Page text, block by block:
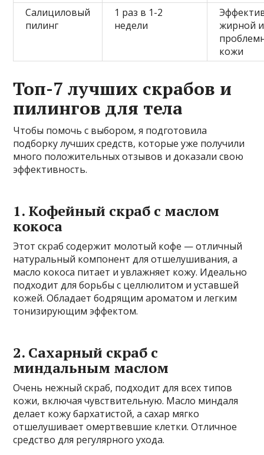
Салициловый
пилинг
1 раз в 1-2
недели
жирной и
кожи
Топ-7 лучших скрабов и
пилингов для тела
Чтобы помочь с выбором, я подготовила
подборку лучших средств, которые уже получили
много положительных отзывов и доказали свою
эффективность.
1. Кофейный скраб с маслом
кокоса
Этот скраб содержит молотый кофе — отличный
натуральный компонент для отшелушивания, а
масло кокоса питает и увлажняет кожу. Идеально
подходит для борьбы с целлюлитом и уставшей
кожей. Обладает бодрящим ароматом и легким
тонизирующим эффектом.
2. Сахарный скраб с
миндальным маслом
Очень нежный скраб, подходит для всех типов
кожи, включая чувствительную. Масло миндаля
делает кожу бархатистой, а сахар мягко
отшелушивает омертвевшие клетки. Отличное
средство для регулярного ухода.